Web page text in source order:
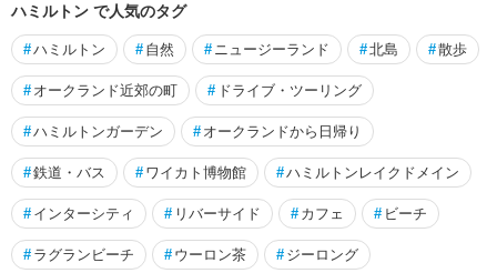
ハミルトン で人気のタグ
#ハミルトン # 自然 # ニュージーランド #北島 #散歩
# オークランド近郊の町 # ドライブ・ツーリング
#ハミルトンガーデン # オークランドから日帰り
#鉄道・バス # ワイカト博物館 #ハミルトンレイクドメイン
# インターシティ # リバーサイド # カフェ # ビーチ
# ラグランビーチ # ウーロン茶 # ジーロング